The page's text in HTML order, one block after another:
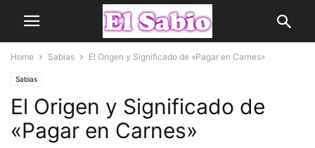
Home Sabias El Origen y Significado de «Pagar en Carnes»
Sabias
El Origen y Significado de
«Pagar en Carnes»